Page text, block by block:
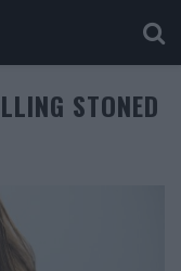
STONED